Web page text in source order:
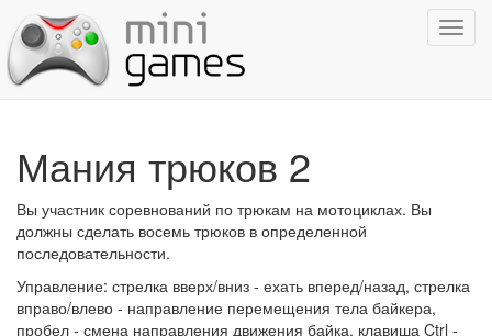
Мания трюков 2
Вы участник соревнований по трюкам на мотоциклах. Вы
должны сделать восемь трюков в определенной
последовательности.
Управление: стрелка вверх/вниз - ехать вперед/назад, стрелка
вправо/влево - направление перемещения тела байкера,
пробел - смена направления движения байка, клавиша Ctrl -